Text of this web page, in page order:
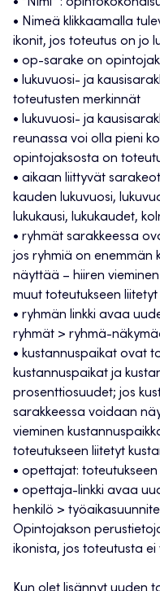
• “Nimi” :
• Nimeä klikkaamalla
ikonit, jos toteutus on jo
• op-sarake on
• lukuvuosi- ja
toteutusten merkinnät
• lukuvuosi- ja
reunassa voi olla pieni
opintojaksosta on
• aikaan liittyvät
kauden lukuvuosi,
lukukausi, lukukaudet,
• ryhmät sarakkeessa
jos ryhmiä on enemmän
näyttää – hiiren
muut toteutukseen
• ryhmän linkki avaa
ryhmät > ryhmä-
• kustannuspaikat ovat
kustannuspaikat ja
prosenttiosuudet; jos
sarakkeessa voidaan
vieminen
toteutukseen liitetyt
• opettajat:
• opettaja-linkki avaa
henkilö >
Opintojakson
ikonista, jos toteutusta ei